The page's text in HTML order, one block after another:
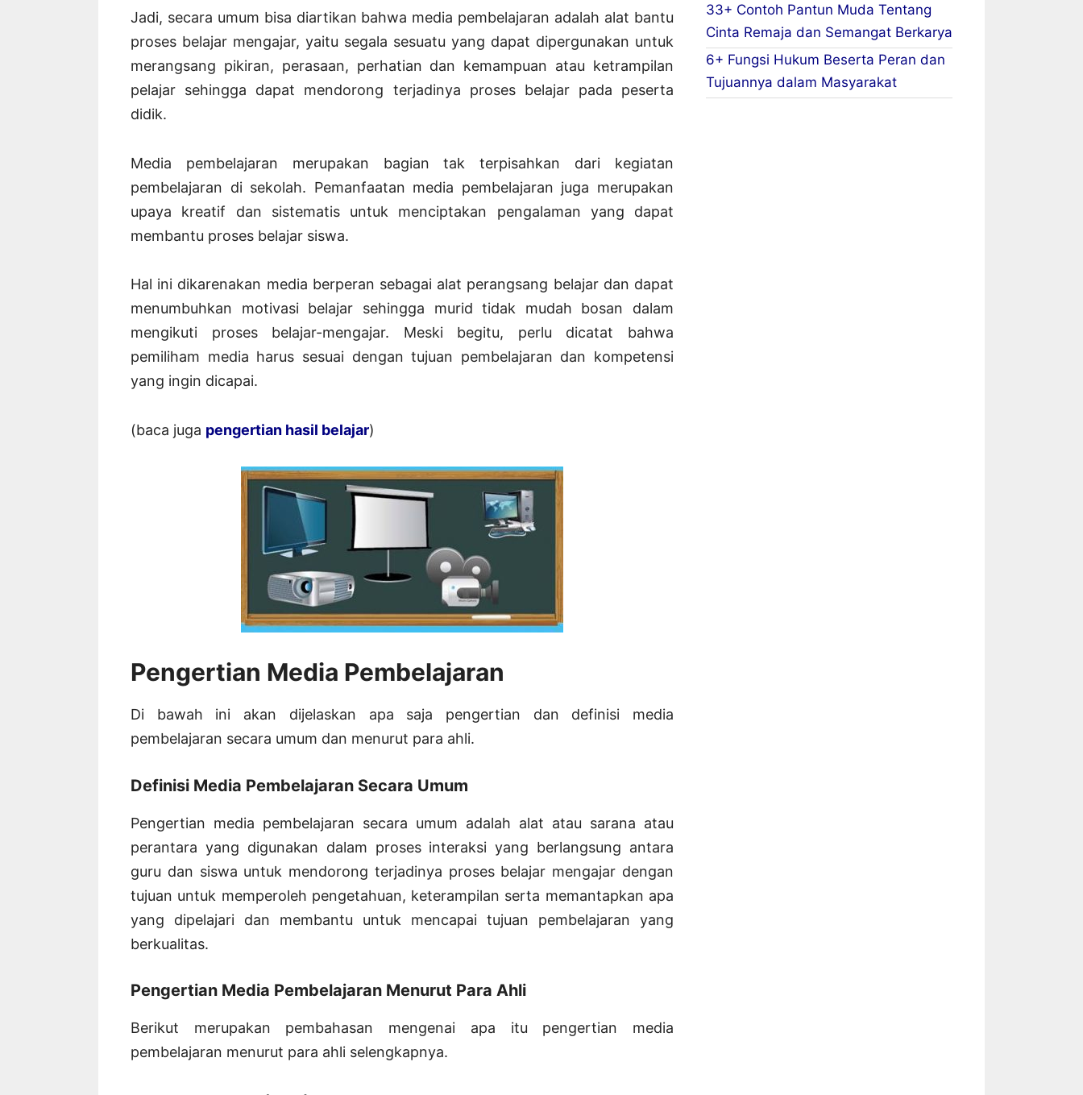
Jadi, secara umum bisa diartikan bahwa media pembelajaran adalah alat bantu
proses belajar mengajar, yaitu segala sesuatu yang dapat dipergunakan untuk
merangsang pikiran, perasaan, perhatian dan kemampuan atau ketrampilan
pelajar sehingga dapat mendorong terjadinya proses belajar pada peserta
didik.
Media pembelajaran merupakan bagian tak terpisahkan dari kegiatan
pembelajaran di sekolah. Pemanfaatan media pembelajaran juga merupakan
upaya kreatif dan sistematis untuk menciptakan pengalaman yang dapat
membantu proses belajar siswa.
Hal ini dikarenakan media berperan sebagai alat perangsang belajar dan dapat
menumbuhkan motivasi belajar sehingga murid tidak mudah bosan dalam
mengikuti proses belajar-mengajar. Meski begitu, perlu dicatat bahwa
pemiliham media harus sesuai dengan tujuan pembelajaran dan kompetensi
yang ingin dicapai.
(baca juga pengertian hasil belajar)
Pengertian Media Pembelajaran
Di bawah ini akan dijelaskan apa saja pengertian dan definisi media
pembelajaran secara umum dan menurut para ahli.
Definisi Media Pembelajaran Secara Umum
Pengertian media pembelajaran secara umum adalah alat atau sarana atau
perantara yang digunakan dalam proses interaksi yang berlangsung antara
guru dan siswa untuk mendorong terjadinya proses belajar mengajar dengan
tujuan untuk memperoleh pengetahuan, keterampilan serta memantapkan apa
yang dipelajari dan membantu untuk mencapai tujuan pembelajaran yang
berkualitas.
Pengertian Media Pembelajaran Menurut Para Ahli
Berikut merupakan pembahasan mengenai apa itu pengertian media
pembelajaran menurut para ahli selengkapnya.
33+ Contoh Pantun Muda Tentang
Cinta Remaja dan Semangat Berkarya
6+ Fungsi Hukum Beserta Peran dan
Tujuannya dalam Masyarakat